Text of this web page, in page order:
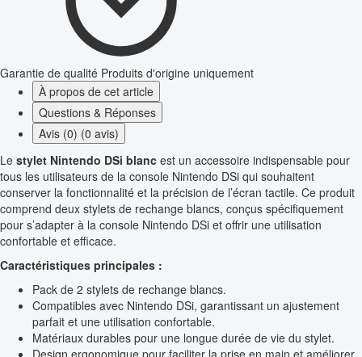
Garantie de qualité Produits d'origine uniquement
À propos de cet article
Questions & Réponses
Avis (0) (0 avis)
Le stylet Nintendo DSi blanc est un accessoire indispensable pour
tous les utilisateurs de la console Nintendo DSi qui souhaitent
conserver la fonctionnalité et la précision de l’écran tactile. Ce produit
comprend deux stylets de rechange blancs, conçus spécifiquement
pour s’adapter à la console Nintendo DSi et offrir une utilisation
confortable et efficace.
Caractéristiques principales :
Pack de 2 stylets de rechange blancs.
Compatibles avec Nintendo DSi, garantissant un ajustement
parfait et une utilisation confortable.
Matériaux durables pour une longue durée de vie du stylet.
Design ergonomique pour faciliter la prise en main et améliorer